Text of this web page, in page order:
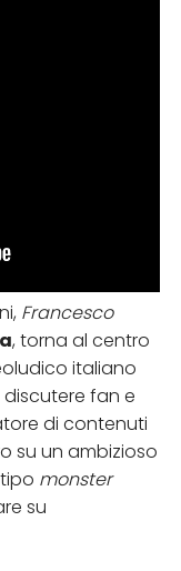
Francesco
, torna al centro
italiano
fan e
di contenuti
su un ambizioso
monster
su